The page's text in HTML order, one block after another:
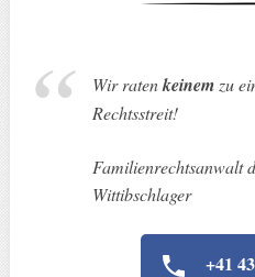
Wir ratenkeinemzu
Rechtsstreit!
Familienrechtsanwalt
Wittibschlager
+41